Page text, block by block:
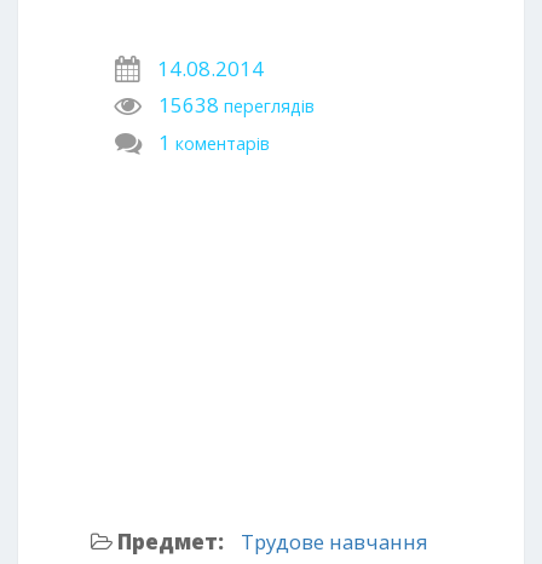
14.08.2014
15638 переглядів
1 коментарів
Предмет: Трудове навчання